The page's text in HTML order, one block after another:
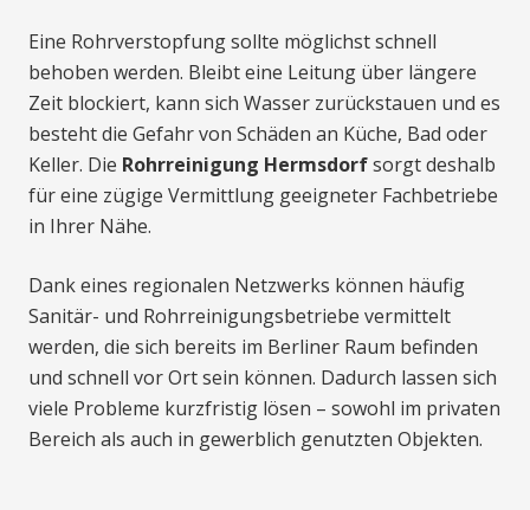
Eine Rohrverstopfung sollte möglichst schnell
behoben werden. Bleibt eine Leitung über längere
Zeit blockiert, kann sich Wasser zurückstauen und es
besteht die Gefahr von Schäden an Küche, Bad oder
Keller. Die Rohrreinigung Hermsdorfsorgt deshalb
für eine zügige Vermittlung geeigneter Fachbetriebe
in Ihrer Nähe.
Dank eines regionalen Netzwerks können häufig
Sanitär- und Rohrreinigungsbetriebe vermittelt
werden, die sich bereits im Berliner Raum befinden
und schnell vor Ort sein können. Dadurch lassen sich
viele Probleme kurzfristig lösen – sowohl im privaten
Bereich als auch in gewerblich genutzten Objekten.